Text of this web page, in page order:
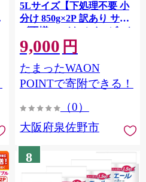
5Lサイズ【下処理不要 小
分け 850g×2P 訳あり サイ
ズ不揃い バナメイエビ バ
ラ凍結】 G4142
9,000 円
たまったWAON
POINTで寄附できる！
（0）
大阪府泉佐野市
8